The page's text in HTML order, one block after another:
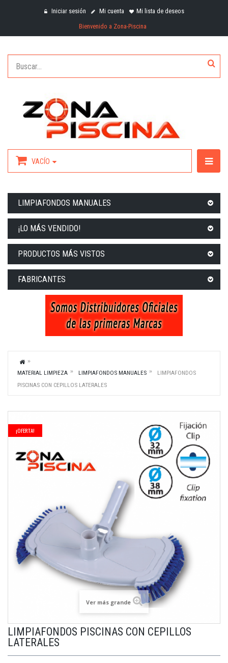
Iniciar sesión Mi cuenta
Mi lista de deseos
Bienvenido a Zona-Piscina
VACÍO
LIMPIAFONDOS MANUALES
¡LO MÁS VENDIDO!
PRODUCTOS MÁS VISTOS
FABRICANTES
MATERIAL LIMPIEZA LIMPIAFONDOS MANUALES
LIMPIAFONDOS
PISCINAS CON CEPILLOS LATERALES
¡OFERTA!
Ver más grande
LIMPIAFONDOS PISCINAS CON CEPILLOS
LATERALES